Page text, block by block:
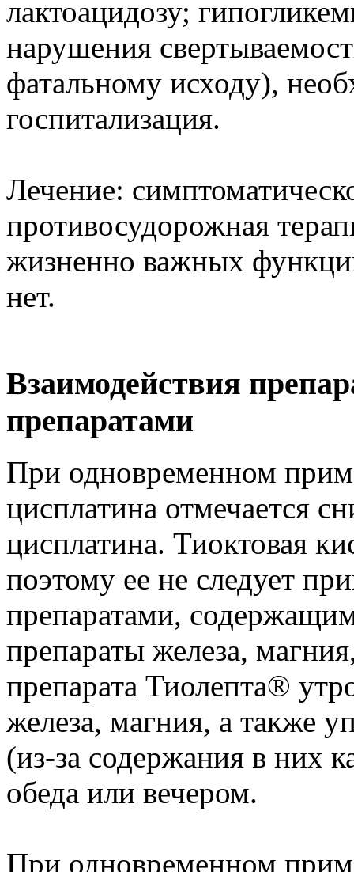
лактоацидозу;
нарушения
фатальному исходу),
госпитализация.
Лечение:
противосудорожная
жизненно важных
нет.
Взаимодействия
препаратами
При одновременном
цисплатина отмечается
цисплатина. Тиоктовая
поэтому ее не следует
препаратами,
препараты железа,
препарата Тиолепта®
железа, магния, а также
(из-за содержания в них
обеда или вечером.
При одновременном